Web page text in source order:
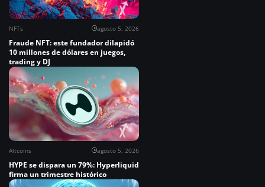
NFTs agosto 5, 2026
Fraude NFT: este fundador dilapidó
10 millones de dólares en juegos,
trading y DJ
Altcoins agosto 5, 2026
HYPE se dispara un 79%: Hyperliquid
firma un trimestre histórico